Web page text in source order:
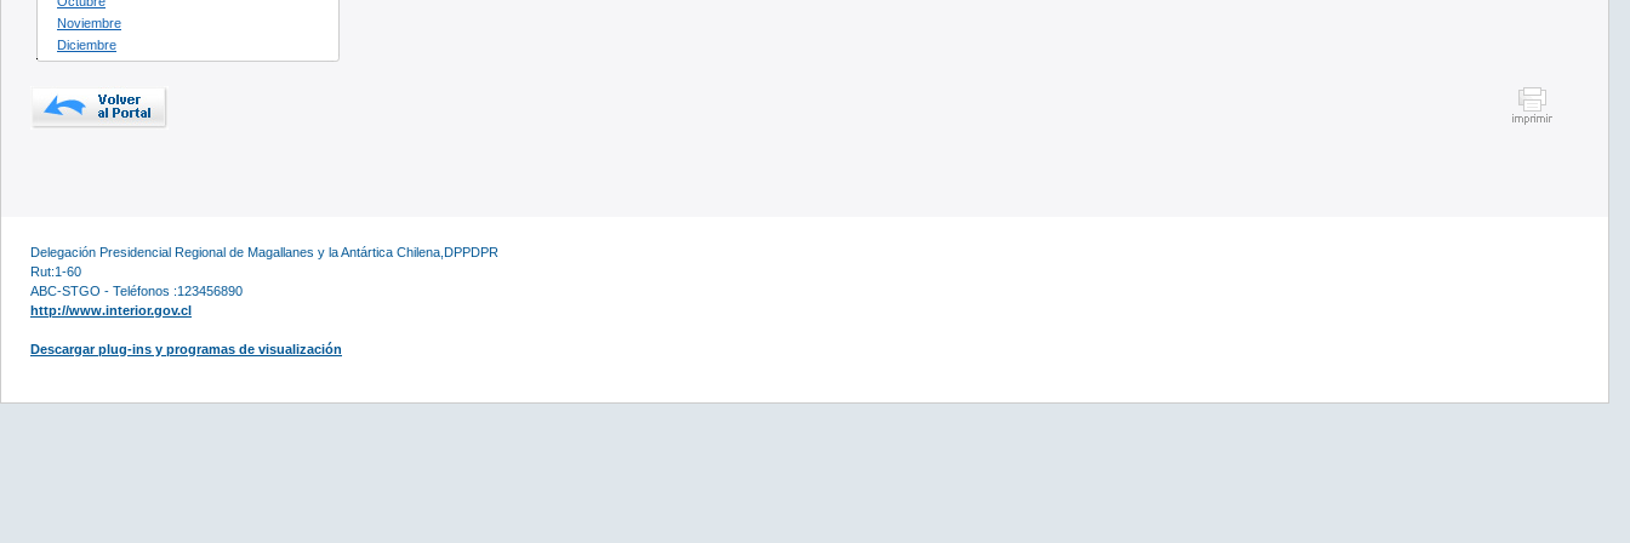
Noviembre
Diciembre
Delegación Presidencial Regional de Magallanes y la Antártica Chilena,DPPDPR
Rut:1-60
ABC-STGO - Teléfonos :123456890
http://www.interior.gov.cl
Descargar plug-ins y programas de visualización